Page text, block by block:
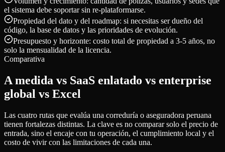
el sistema debe soportar sin re-plataformarse.
Propiedad del dato y del roadmap: si necesitas ser dueño del
código, la base de datos y las prioridades de evolución.
Presupuesto y horizonte: costo total de propiedad a 3-5 años, no
solo la mensualidad de la licencia.
Comparativa
A medida vs SaaS enlatado vs enterprise
global vs Excel
Las cuatro rutas que evalúa una correduría o aseguradora peruana
tienen fortalezas distintas. La clave es no comparar solo el precio de
entrada, sino el encaje con tu operación, el cumplimiento local y el
costo de vivir con las limitaciones de cada una.